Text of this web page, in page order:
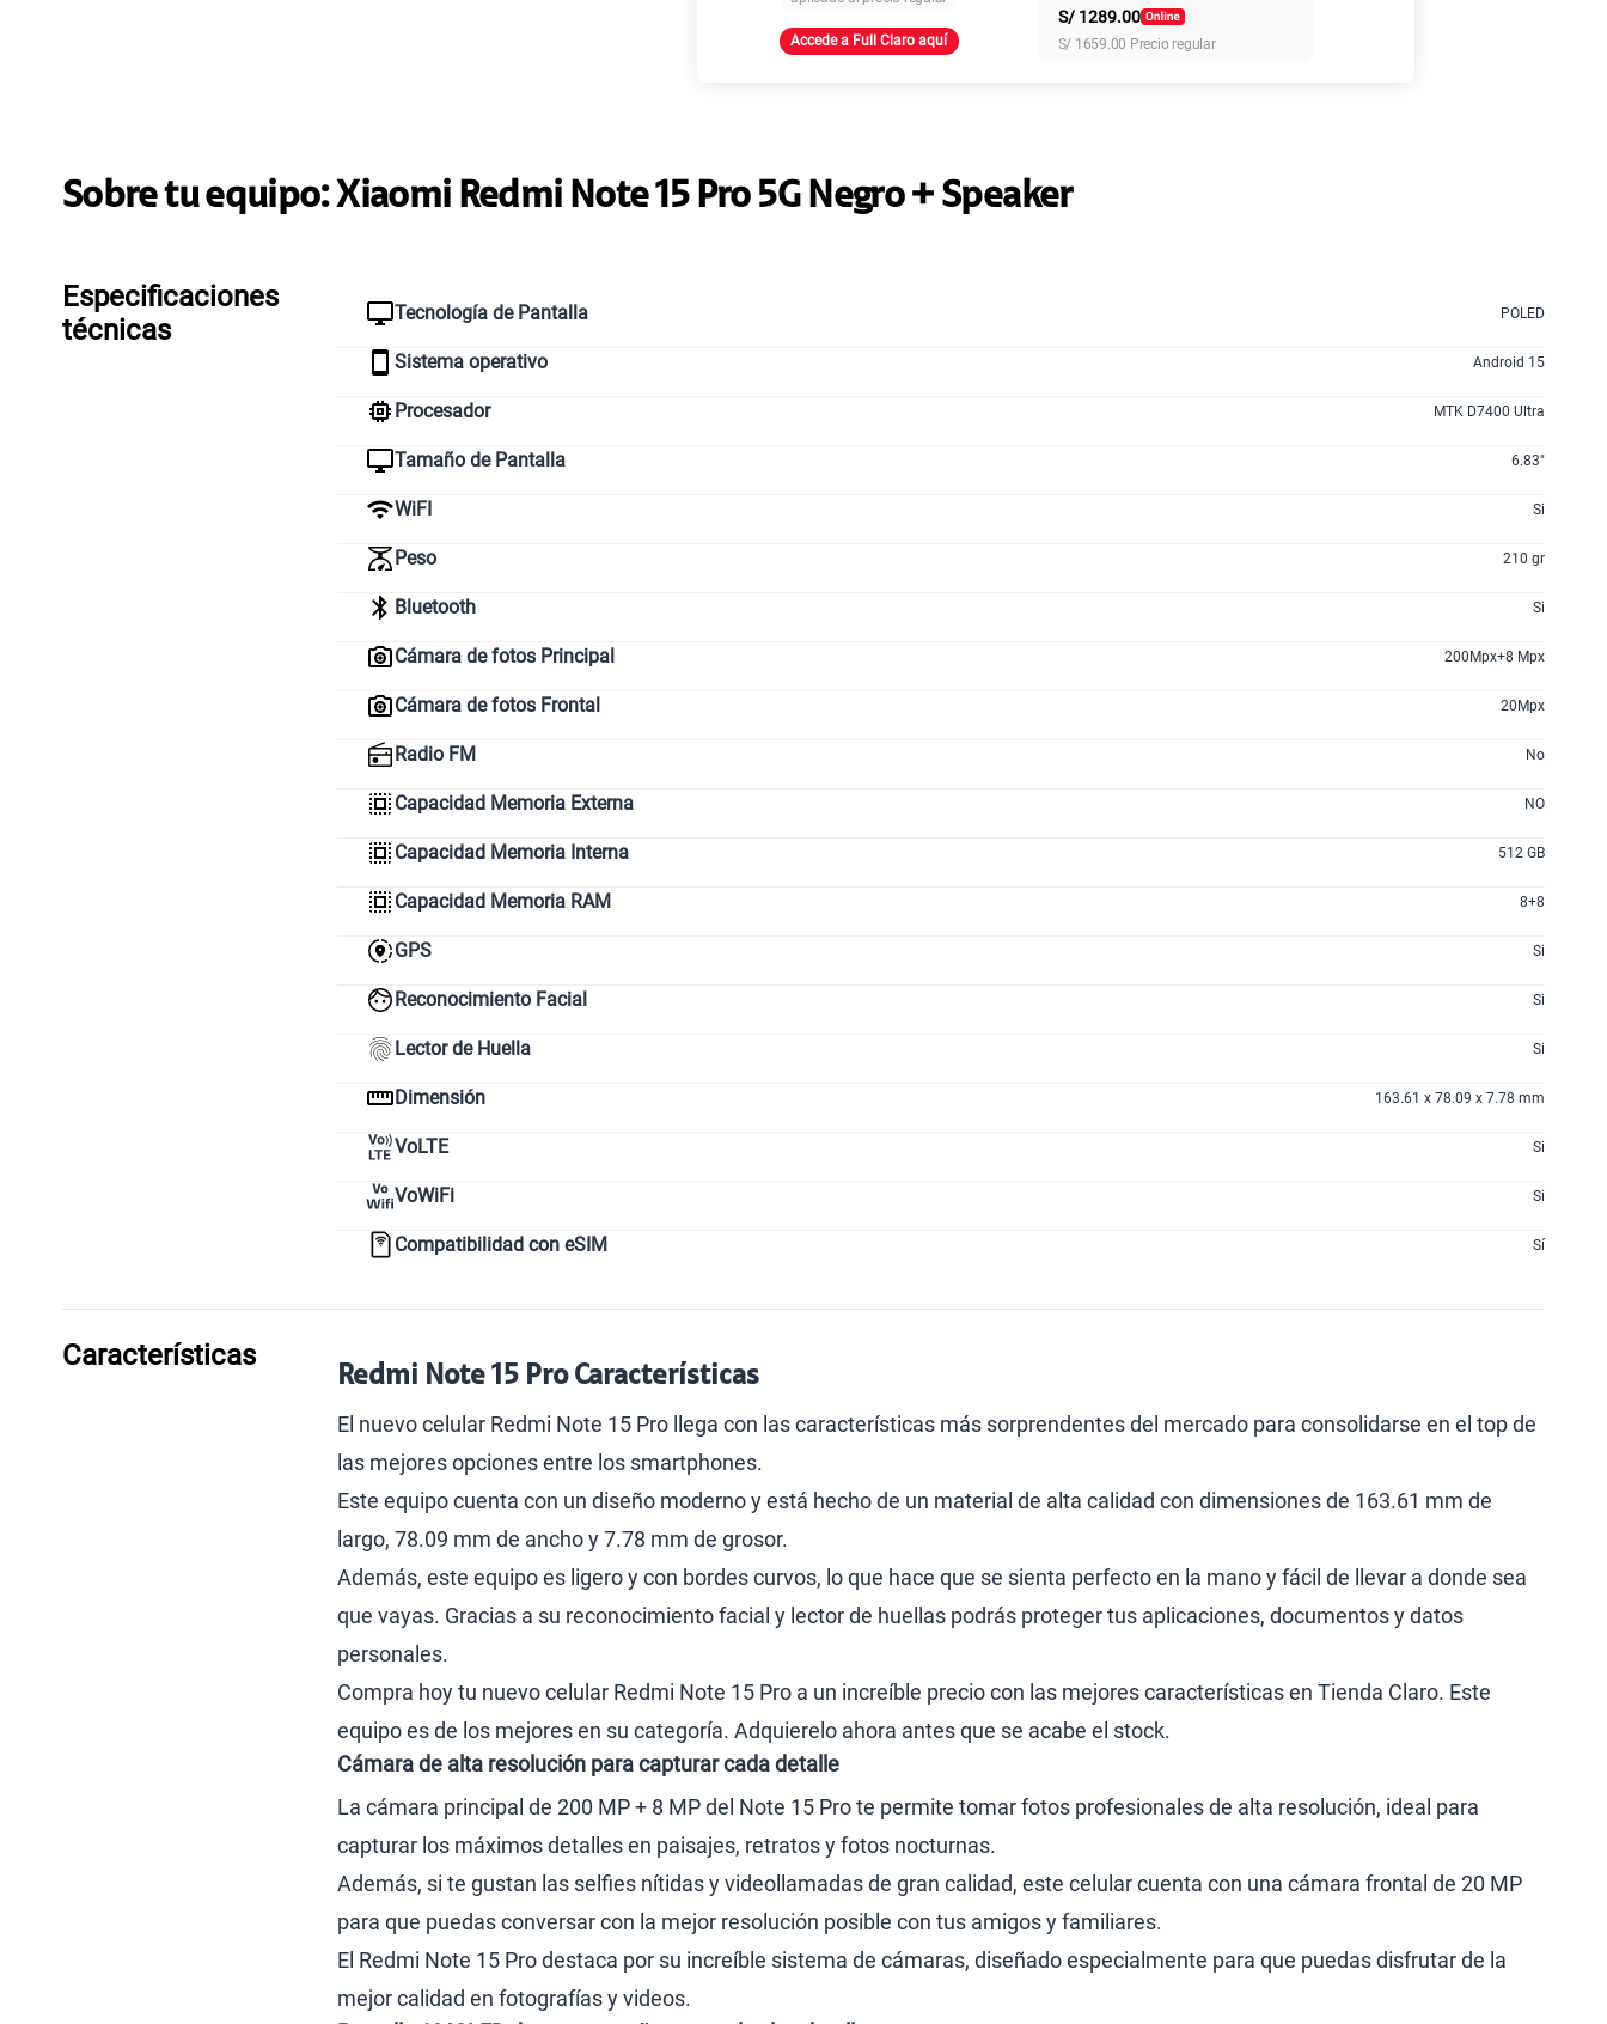
155 GB
Accede a Full Claro aquí
S/ 1289.00
S/ 1659.00 Precio regular
Sobre tu equipo:Xiaomi Redmi Note 15 Pro 5G Negro + Speaker
Especificaciones
técnicas
Tecnología de Pantalla POLED
Sistema operativo Android 15
Procesador MTK D7400 Ultra
Tamaño de Pantalla 6.83"
WiFI Si
Peso 210 gr
Bluetooth Si
Cámara de fotos Principal 200Mpx+8 Mpx
Cámara de fotos Frontal 20Mpx
Radio FM No
Capacidad Memoria Externa NO
Capacidad Memoria Interna 512 GB
Capacidad Memoria RAM 8+8
GPS Si
Reconocimiento Facial Si
Lector de Huella Si
Dimensión 163.61 x 78.09 x 7.78 mm
VoLTE Si
VoWiFi Si
Compatibilidad con eSIM Sí
Características
Redmi Note 15 Pro Características
El nuevo celular Redmi Note 15 Pro llega con las características más sorprendentes del mercado para consolidarse en el top de
las mejores opciones entre los smartphones.
Este equipo cuenta con un diseño moderno y está hecho de un material de alta calidad con dimensiones de 163.61 mm de
largo, 78.09 mm de ancho y 7.78 mm de grosor.
Además, este equipo es ligero y con bordes curvos, lo que hace que se sienta perfecto en la mano y fácil de llevar a donde sea
que vayas. Gracias a su reconocimiento facial y lector de huellas podrás proteger tus aplicaciones, documentos y datos
personales.
Compra hoy tu nuevo celular Redmi Note 15 Pro a un increíble precio con las mejores características en Tienda Claro. Este
equipo es de los mejores en su categoría. Adquierelo ahora antes que se acabe el stock.
Cámara de alta resolución para capturar cada detalle
La cámara principal de 200 MP + 8 MP del Note 15 Pro te permite tomar fotos profesionales de alta resolución, ideal para
capturar los máximos detalles en paisajes, retratos y fotos nocturnas.
Además, si te gustan las selfies nítidas y videollamadas de gran calidad, este celular cuenta con una cámara frontal de 20 MP
para que puedas conversar con la mejor resolución posible con tus amigos y familiares.
El Redmi Note 15 Pro destaca por su increíble sistema de cámaras, diseñado especialmente para que puedas disfrutar de la
mejor calidad en fotografías y videos.